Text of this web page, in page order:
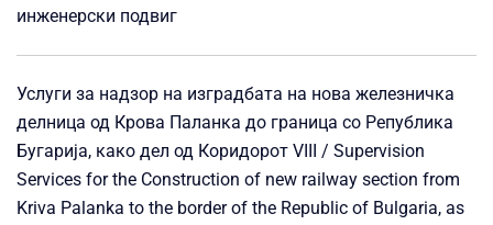
инженерски подвиг
Услуги за надзор на изградбата на нова железничка
делница од Крова Паланка до граница со Република
Бугарија, како дел од Коридорот VIII / Supervision
Services for the Construction of new railway section from
Kriva Palanka to the border of the Republic of Bulgaria, as